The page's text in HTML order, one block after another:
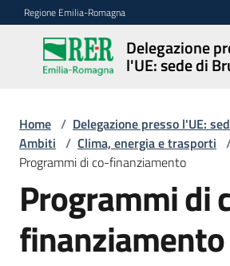
Vai al contenuto
Vai alla navigazione
Vai al footer
Regione Emilia-Romagna
Delegazione
l'UE: sede di
Delegazione
presso l'UE:
Bruxelles
Novità
Ambiti
Home / Delegazione presso l'UE:
Ambiti / Clima, energia e trasporti
Programmi di co-finanziamento
Programmi di
finanziamento